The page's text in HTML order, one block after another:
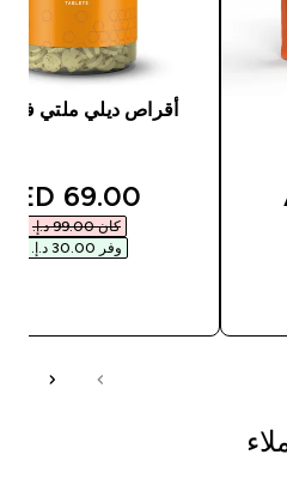
أقراص ديلي ملتي
price
69.00 AED‎
كان ‏99.00 د.إ.‏‎
وفر ‏30.00 د.إ.‏‎